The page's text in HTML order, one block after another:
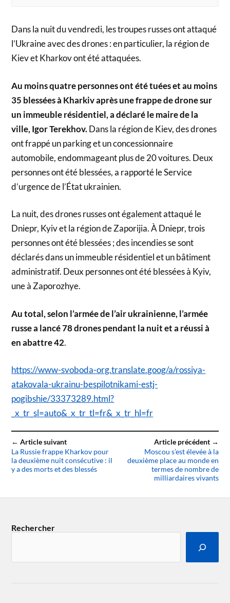
Dans la nuit du vendredi, les troupes russes ont attaqué
l’Ukraine avec des drones : en particulier, la région de
Kiev et Kharkov ont été attaquées.
Au moins quatre personnes ont été tuées et au moins
35 blessées à Kharkiv après une frappe de drone sur
un immeuble résidentiel, a déclaré le maire de la
ville, Igor Terekhov.Dans la région de Kiev, des drones
ont frappé un parking et un concessionnaire
automobile, endommageant plus de 20 voitures. Deux
personnes ont été blessées, a rapporté le Service
d’urgence de l’État ukrainien.
La nuit, des drones russes ont également attaqué le
Dniepr, Kyiv et la région de Zaporijia. À Dniepr, trois
personnes ont été blessées ; des incendies se sont
déclarés dans un immeuble résidentiel et un bâtiment
administratif. Deux personnes ont été blessées à Kyiv,
une à Zaporozhye.
Au total, selon l’armée de l’air ukrainienne, l’armée
russe a lancé 78 drones pendant la nuit et a réussi à
en abattre 42.
https://www-svoboda-org.translate.goog/a/rossiya-
atakovala-ukrainu-bespilotnikami-estj-
pogibshie/33373289.html?
_x_tr_sl=auto&_x_tr_tl=fr&_x_tr_hl=fr
← Article suivant
La Russie frappe Kharkov pour
la deuxième nuit consécutive : il
y a des morts et des blessés
Article précédent →
Moscou s’est élevée à la
deuxième place au monde en
termes de nombre de
milliardaires vivants
Rechercher